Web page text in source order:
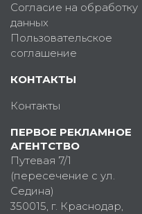
Согласие на обработку
данных
Пользовательское
соглашение
КОНТАКТЫ
Контакты
ПЕРВОЕ РЕКЛАМНОЕ
АГЕНТСТВО
Путевая 7/1
(пересечение с ул.
Седина)
350015, г. Краснодар,